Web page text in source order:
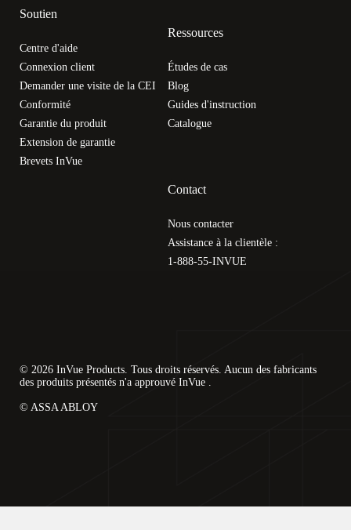
Soutien
Centre d'aide
Connexion client
Demander une visite de la CEI
Conformité
Garantie du produit
Extension de garantie
Brevets InVue
Ressources
Études de cas
Blog
Guides d'instruction
Catalogue
Contact
Nous contacter
Assistance à la clientèle :
1-888-55-INVUE
© 2026 InVue Products. Tous droits réservés. Aucun des fabricants
des produits présentés n'a approuvé InVue .
© ASSA ABLOY